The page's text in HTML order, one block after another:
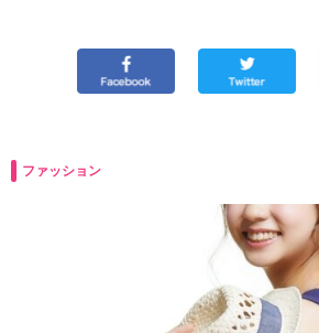
ファッション